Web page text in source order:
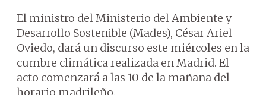
El ministro del Ministerio del Ambiente y
Desarrollo Sostenible (Mades), César Ariel
Oviedo, dará un discurso este miércoles en la
cumbre climática realizada en Madrid. El
acto comenzará a las 10 de la mañana del